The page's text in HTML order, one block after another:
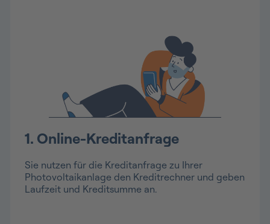
1. Online-Kreditanfrage
Sie nutzen für die Kreditanfrage zu Ihrer
Photovoltaikanlage den Kreditrechner und geben
Laufzeit und Kreditsumme an.